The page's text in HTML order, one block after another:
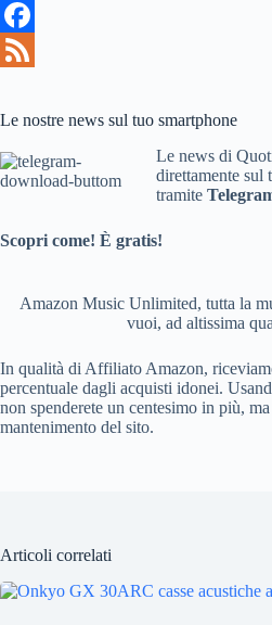
F
c
e
b
e
e
d
Le nostre news sul tuo smartphone
Le news di
direttamente sul
tramite
Scopri come! È gratis!
Amazon Music Unlimited, tutta la
vuoi, ad altissima
In qualità di Affiliato Amazon,
percentuale dagli acquisti idonei.
non spenderete un centesimo in più,
mantenimento del sito.
Articoli correlati